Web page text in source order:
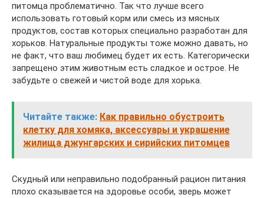
питомца проблематично. Так что лучше всего
использовать готовый корм или смесь из мясных
продуктов, состав которых специально разработан для
хорьков. Натуральные продукты тоже можно давать, но
не факт, что ваш любимец будет их есть. Категорически
запрещено этим животным есть сладкое и острое. Не
забудьте о свежей и чистой воде для хорька.
Читайте также: Как правильно обустроить
клетку для хомяка, аксессуары и украшение
жилища джунгарских и сирийских питомцев
Скудный или неправильно подобранный рацион питания
плохо сказывается на здоровье особи, зверь может